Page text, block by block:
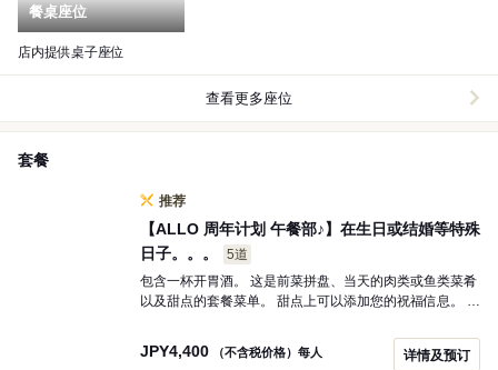
餐桌座位
店内提供桌子座位
查看更多座位
套餐
推荐
【ALLO 周年计划 午餐部♪】在生日或结婚等特殊
日子。。。
5道
包含一杯开胃酒。 这是前菜拼盘、当天的肉类或鱼类菜肴
以及甜点的套餐菜单。 甜点上可以添加您的祝福信息。 如
如有需要，请在一周前致电店铺预约。
JPY4,400 （不含税价格）每人 详情及预订